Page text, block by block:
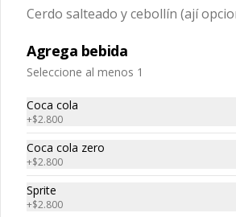
Costillar cantonés
Cerdo arrebozado frito, piña y salsa
de tamarindo
$12.600
Cerdo salteado y cebollín (ají
Agrega bebida
Seleccione al menos 1
Coca cola
+$2.800
Coca cola zero
+$2.800
Sprite
+$2.800